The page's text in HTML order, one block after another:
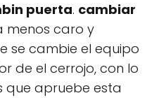
puerta. cambiar
menos caro y
se cambie el equipo
de el cerrojo, con lo
que apruebe esta